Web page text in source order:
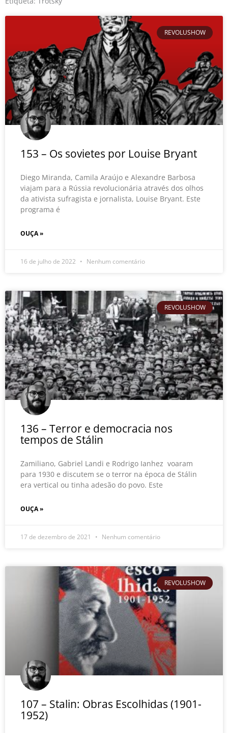
REVOLUSHOW
153 – Os sovietes por Louise Bryant
Diego Miranda, Camila Araújo e Alexandre Barbosa
viajam para a Rússia revolucionária através dos olhos
da ativista sufragista e jornalista, Louise Bryant. Este
programa é
OUÇA »
16 de julho de 2022 Nenhum comentário
REVOLUSHOW
136 – Terror e democracia nos
tempos de Stálin
Zamiliano, Gabriel Landi e Rodrigo Ianhez voaram
para 1930 e discutem se o terror na época de Stálin
era vertical ou tinha adesão do povo. Este
OUÇA »
17 de dezembro de 2021 Nenhum comentário
REVOLUSHOW
107 – Stalin: Obras Escolhidas (1901-
1952)